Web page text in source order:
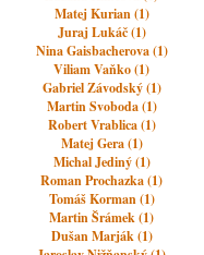
Matej Kurian (1)
Juraj Lukáč (1)
Nina Gaisbacherova (1)
Viliam Vaňko (1)
Gabriel Závodský (1)
Martin Svoboda (1)
Robert Vrablica (1)
Matej Gera (1)
Michal Jediný (1)
Roman Prochazka (1)
Tomáš Korman (1)
Martin Šrámek (1)
Dušan Marják (1)